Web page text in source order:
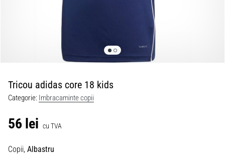
Tricou adidas core 18 kids
Categorie: Imbracaminte copii
56 lei cu TVA
Copii, Albastru